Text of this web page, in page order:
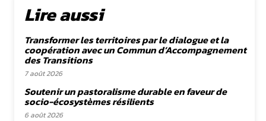
Lire aussi
Transformer les territoires par le dialogue et la
coopération avec un Commun d’Accompagnement
des Transitions
7 août 2026
Soutenir un pastoralisme durable en faveur de
socio-écosystèmes résilients
6 août 2026